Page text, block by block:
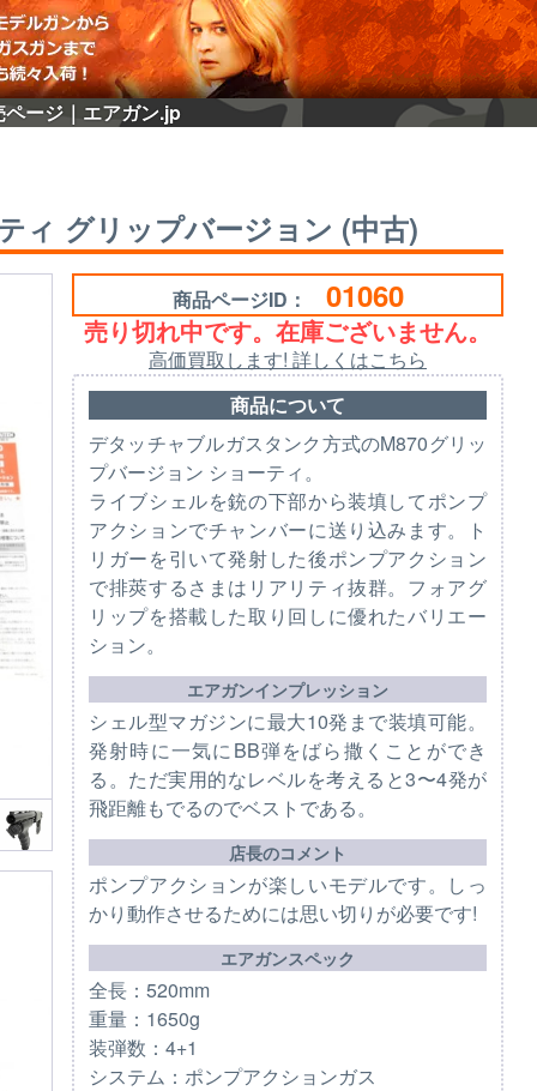
ージ｜エアガン.jp
ィ グリップバージョン (中古)
商品ページID： 01060
売り切れ中です。在庫ございません。
高価買取します! 詳しくはこちら
商品について
デタッチャブルガスタンク方式のM870グリッ
プバージョン ショーティ。
ライブシェルを銃の下部から装填してポンプ
アクションでチャンバーに送り込みます。ト
リガーを引いて発射した後ポンプアクション
で排莢するさまはリアリティ抜群。フォアグ
リップを搭載した取り回しに優れたバリエー
ション。
エアガンインプレッション
シェル型マガジンに最大10発まで装填可能。
発射時に一気にBB弾をばら撒くことができ
る。ただ実用的なレベルを考えると3〜4発が
飛距離もでるのでベストである。
店長のコメント
ポンプアクションが楽しいモデルです。しっ
かり動作させるためには思い切りが必要です!
エアガンスペック
全長：520mm
重量：1650g
装弾数：4+1
システム：ポンプアクションガス